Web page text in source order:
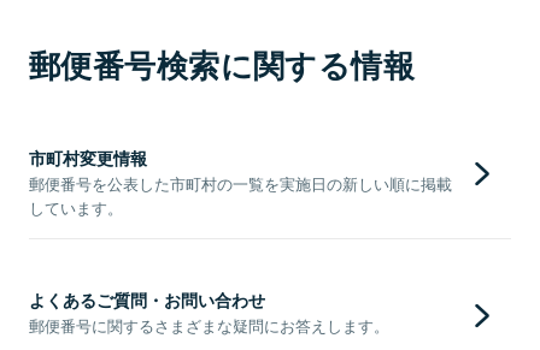
郵便番号検索に関する情報
市町村変更情報
郵便番号を公表した市町村の一覧を実施日の新しい順に掲載
しています。
よくあるご質問・お問い合わせ
郵便番号に関するさまざまな疑問にお答えします。